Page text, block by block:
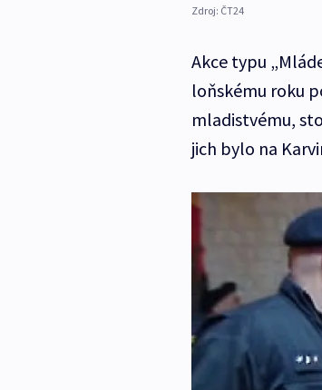
Zdroj: ČT24
Akce typu
loňskému roku
mladistvému,
jich bylo na